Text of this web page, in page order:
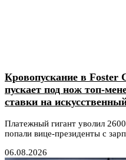
Кровопускание в Foster
пускает под нож топ-
ставки на
Платежный гигант уволил
попали вице-президенты с
06.08.2026